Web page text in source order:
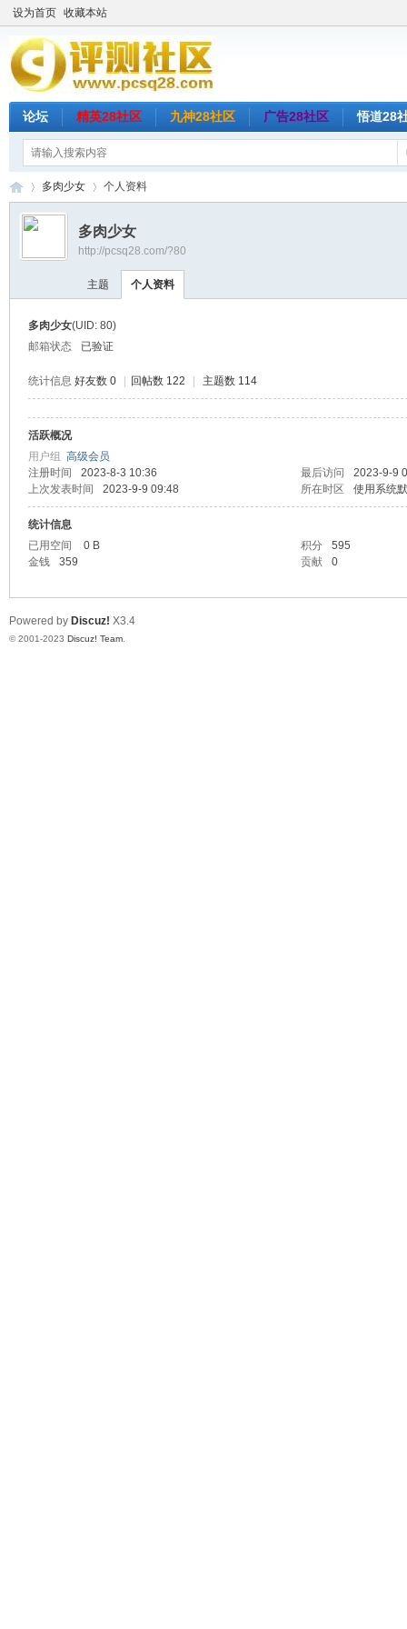
设为首页 收藏本站
论坛 精英28社区 九神28社区 广告28社区 悟道28
社
›
多肉少女 个人资料
多肉少女
http://pcsq28.com/?80
主题 个人资料
多肉少女(UID: 80)
邮箱状态
已验证
统计信息 好友数 0 回帖数 122 主题数 114
活跃概况
用户组 高级会员
注册时间
2023-8-3 10:36 最后访问
2023-9-9
上次发表时间
2023-9-9 09:48 所在时区 使用系统
统计信息
已用空间
0 B 积分
595
金钱
359 贡献 0
Powered by Discuz! X3.4
© 2001-2023 Discuz! Team